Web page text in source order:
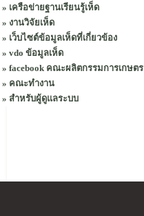
» เครือข่ายฐานเรียนรู้เห็ด
» งานวิจัยเห็ด
» เว็บไซต์ข้อมูลเห็ดที่เกี่ยวข้อง
» vdo ข้อมูลเห็ด
» facebook คณะผลิตกรรมการเกษตร
» คณะทำงาน
» สำหรับผู้ดูแลระบบ